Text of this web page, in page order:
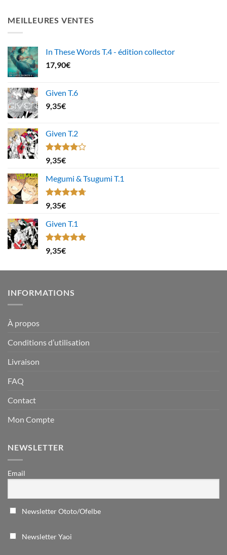
MEILLEURES VENTES
In These Words T.4 - édition collector
17,90€
Given T.6
9,35€
Given T.2
Note
4.00
5
9,35€
Megumi & Tsugumi T.1
Note4.67
sur 5
9,35€
Given T.1
Note5.00
sur 5
9,35€
INFORMATIONS
À propos
Conditions d’utilisation
Livraison
FAQ
Contact
Mon Compte
NEWSLETTER
Email
Newsletter Ototo/Ofelbe
Newsletter Yaoi